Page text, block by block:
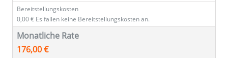
Bereitstellungskosten
0,00 € Es fallen keine Bereitstellungskosten an.
Monatliche Rate
176,00 €